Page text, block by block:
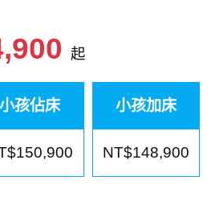
起
小孩佔床 小孩加床
NT$148,900